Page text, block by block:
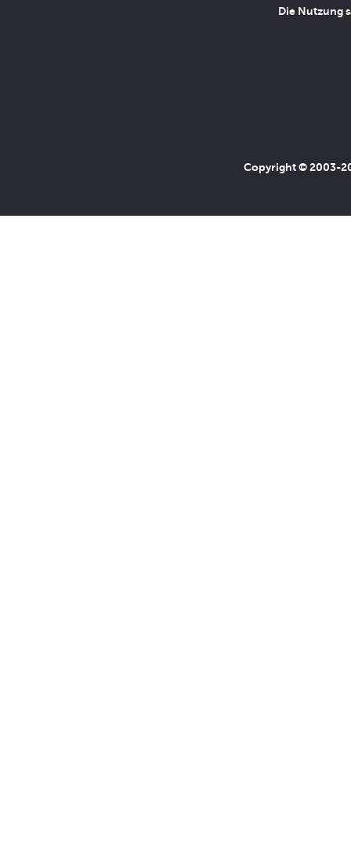
Die Nutzung
Copyright © 2003-